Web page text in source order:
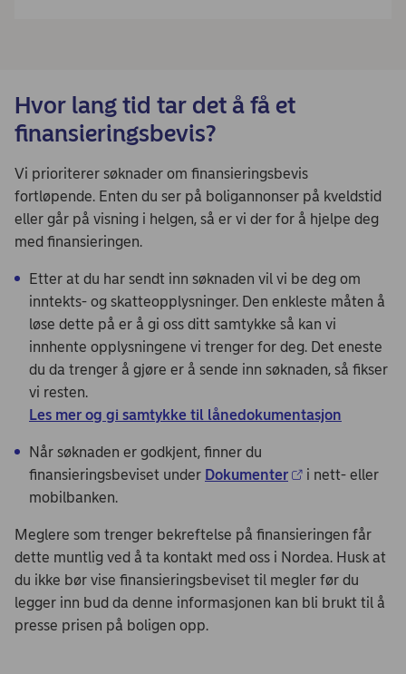
Hvor lang tid tar det å få et
finansieringsbevis?
Vi prioriterer søknader om finansieringsbevis
fortløpende. Enten du ser på boligannonser på kveldstid
eller går på visning i helgen, så er vi der for å hjelpe deg
med finansieringen.
Etter at du har sendt inn søknaden vil vi be deg om
inntekts- og skatteopplysninger. Den enkleste måten å
løse dette på er å gi oss ditt samtykke så kan vi
innhente opplysningene vi trenger for deg. Det eneste
du da trenger å gjøre er å sende inn søknaden, så fikser
vi resten.
Les mer og gi samtykke til lånedokumentasjon
Når søknaden er godkjent, finner du
finansieringsbeviset under Dokumenter
i nett- eller
mobilbanken.
Meglere som trenger bekreftelse på finansieringen får
dette muntlig ved å ta kontakt med oss i Nordea. Husk at
du ikke bør vise finansieringsbeviset til megler før du
legger inn bud da denne informasjonen kan bli brukt til å
presse prisen på boligen opp.